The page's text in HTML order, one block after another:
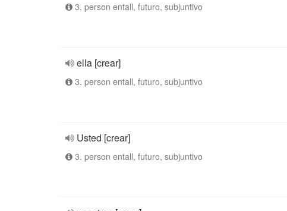
3. person entall, futuro, subjuntivo
ella [crear]
3. person entall, futuro, subjuntivo
Usted [crear]
3. person entall, futuro, subjuntivo